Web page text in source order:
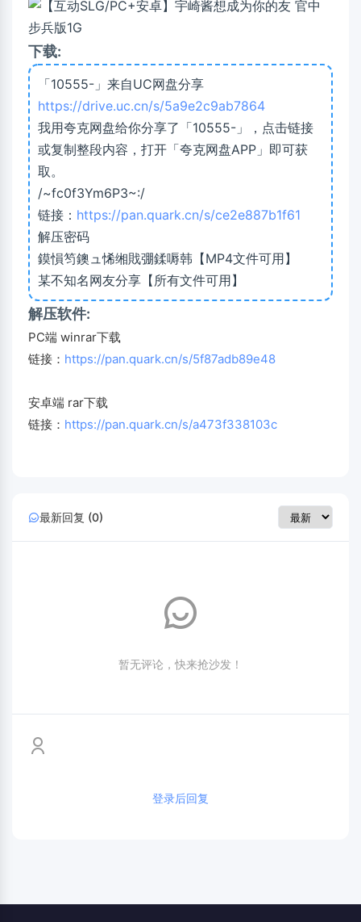
下载:
「10555-」来自UC网盘分享
https://drive.uc.cn/s/5a9e2c9ab7864
我用夸克网盘给你分享了「10555-」，点击链接
或复制整段内容，打开「夸克网盘APP」即可获
取。
/~fc0f3Ym6P3~:/
链接： https://pan.quark.cn/s/ce2e887b1f61
解压密码
鏌愪笉鐭ュ悕缃戝弸鍒嗕韩【MP4文件可用】
某不知名网友分享【所有文件可用】
解压软件:
PC端 winrar下载
链接： https://pan.quark.cn/s/5f87adb89e48
安卓端 rar下载
链接： https://pan.quark.cn/s/a473f338103c
最新回复 (0)
暂无评论，快来抢沙发！
登录后回复